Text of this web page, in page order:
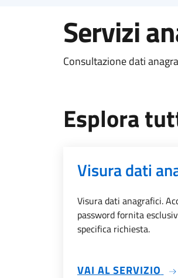
Servizi
Consultazione dati
Esplora
Visura dati
Visura dati anagrafici.
password fornita
specifica richiesta.
VAI AL SERVIZIO